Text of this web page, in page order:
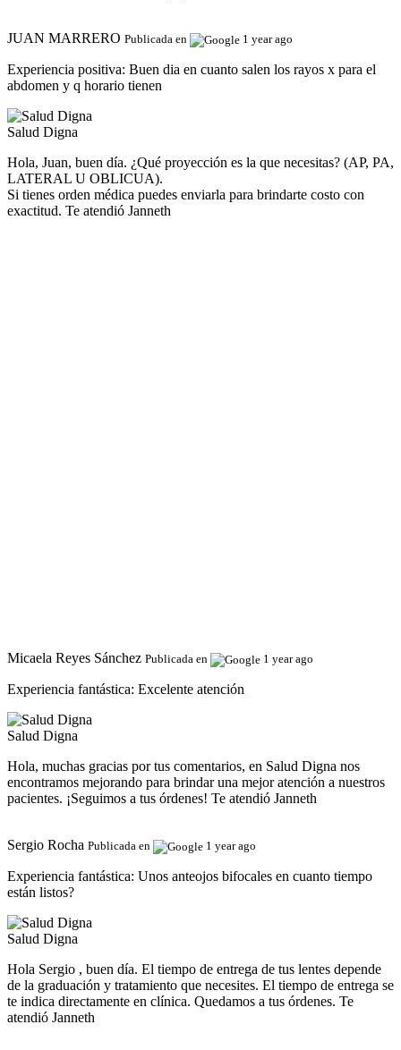
JUAN MARRERO Publicada en 1 year ago
Experiencia positiva: Buen dia en cuanto salen los rayos x para el
abdomen y q horario tienen
Salud Digna
Hola, Juan, buen día. ¿Qué proyección es la que necesitas? (AP, PA,
LATERAL U OBLICUA).
Si tienes orden médica puedes enviarla para brindarte costo con
exactitud. Te atendió Janneth
Micaela Reyes Sánchez Publicada en 1 year ago
Experiencia fantástica: Excelente atención
Salud Digna
Hola, muchas gracias por tus comentarios, en Salud Digna nos
encontramos mejorando para brindar una mejor atención a nuestros
pacientes. ¡Seguimos a tus órdenes! Te atendió Janneth
Sergio Rocha Publicada en 1 year ago
Experiencia fantástica: Unos anteojos bifocales en cuanto tiempo
están listos?
Salud Digna
Hola Sergio , buen día. El tiempo de entrega de tus lentes depende
de la graduación y tratamiento que necesites. El tiempo de entrega se
te indica directamente en clínica. Quedamos a tus órdenes. Te
atendió Janneth